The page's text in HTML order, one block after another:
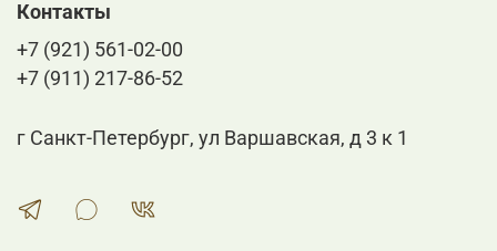
Контакты
+7 (921) 561-02-00
+7 (911) 217-86-52
г Санкт-Петербург, ул Варшавская, д 3 к 1